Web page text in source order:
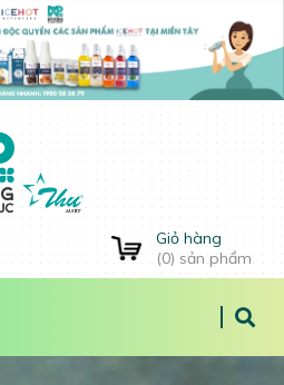
Giỏ hàng
(0) sản phẩm